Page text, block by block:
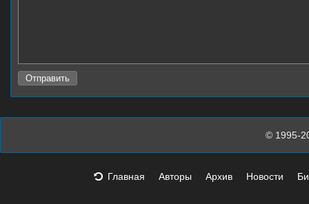
© 1995-
Главная Авторы Архив Новости